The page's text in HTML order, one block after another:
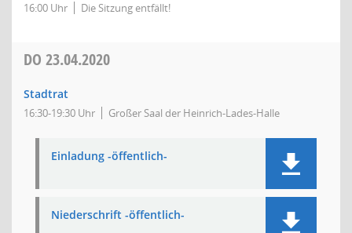
16:00 Uhr Die Sitzung entfällt!
DO 23.04.2020
Stadtrat
16:30-19:30 Uhr Großer Saal der Heinrich-Lades-Halle
Einladung -öffentlich-
Niederschrift -öffentlich-